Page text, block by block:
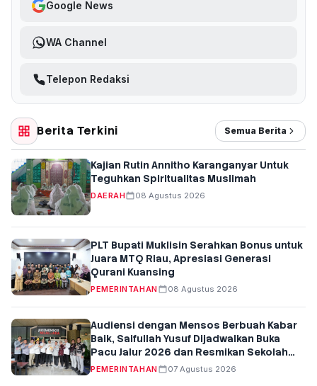
Google News
WA Channel
Telepon Redaksi
Berita Terkini Semua Berita
Kajian Rutin Annitho Karanganyar Untuk
Teguhkan Spiritualitas Muslimah
DAERAH 08 Agustus 2026
PLT Bupati Muklisin Serahkan Bonus untuk
Juara MTQ Riau, Apresiasi Generasi
Qurani Kuansing
PEMERINTAHAN 08 Agustus 2026
Audiensi dengan Mensos Berbuah Kabar
Baik, Saifullah Yusuf Dijadwalkan Buka
Pacu Jalur 2026 dan Resmikan Sekolah
Rakyat di Kuansing
PEMERINTAHAN 07 Agustus 2026